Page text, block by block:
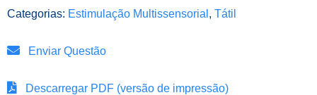
Categorias: Estimulação Multissensorial , Tátil
Enviar Questão
Descarregar PDF (versão de impressão)